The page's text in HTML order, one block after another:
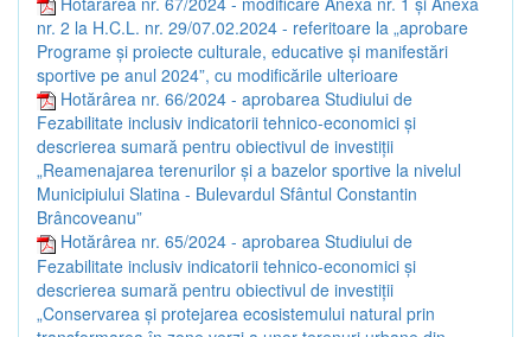
nr. 2 la H.C.L. nr. 29/07.02.2024 - referitoare la „aprobare
Programe și proiecte culturale, educative și manifestări
sportive pe anul 2024”, cu modificările ulterioare
Hotărârea nr. 66/2024 - aprobarea Studiului de
Fezabilitate inclusiv indicatorii tehnico-economici și
descrierea sumară pentru obiectivul de investiții
„Reamenajarea terenurilor și a bazelor sportive la nivelul
Municipiului Slatina - Bulevardul Sfântul Constantin
Brâncoveanu”
Hotărârea nr. 65/2024 - aprobarea Studiului de
Fezabilitate inclusiv indicatorii tehnico-economici și
descrierea sumară pentru obiectivul de investiții
„Conservarea și protejarea ecosistemului natural prin